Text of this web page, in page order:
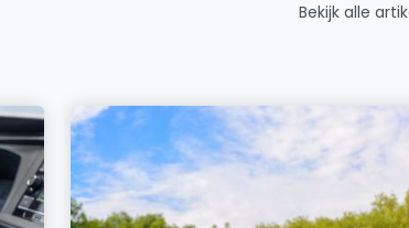
Bekijk alle